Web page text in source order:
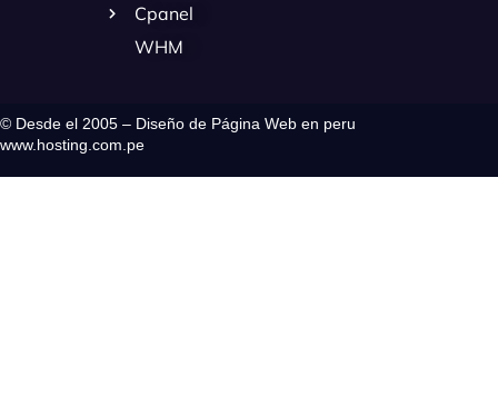
Cpanel
WHM
© Desde el 2005 – Diseño de Página Web en peru
www.hosting.com.pe